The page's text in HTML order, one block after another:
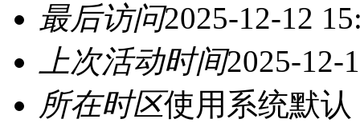
最后访问2025-12-12
上次活动时间2025-12-
所在时区使用系统默认